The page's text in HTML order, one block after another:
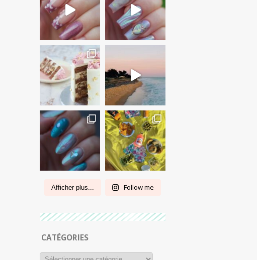
Afficher plus... Follow me
CATÉGORIES